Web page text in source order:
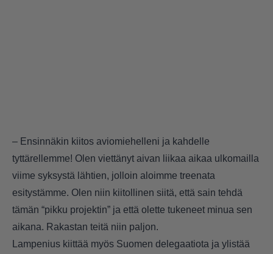
– Ensinnäkin kiitos aviomiehelleni ja kahdelle
tyttärellemme! Olen viettänyt aivan liikaa aikaa ulkomailla
viime syksystä lähtien, jolloin aloimme treenata
esitystämme. Olen niin kiitollinen siitä, että sain tehdä
tämän “pikku projektin” ja että olette tukeneet minua sen
aikana. Rakastan teitä niin paljon.
Lampenius kiittää myös Suomen delegaatiota ja ylistää